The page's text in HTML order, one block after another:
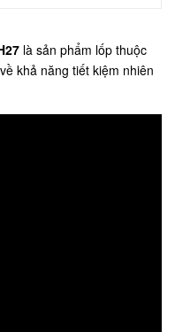
là sản phẩm lốp thuộc
khả năng tiết kiệm nhiên